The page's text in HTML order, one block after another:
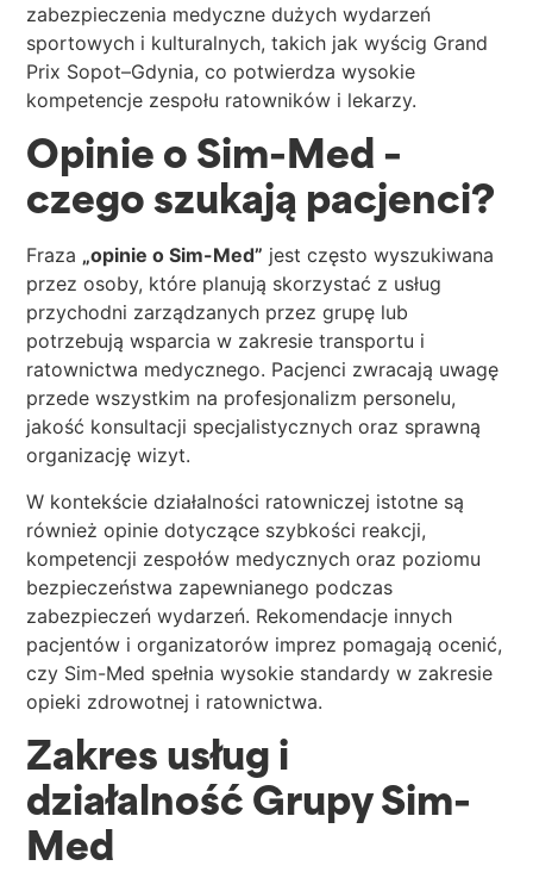
zabezpieczenia medyczne dużych wydarzeń
sportowych i kulturalnych, takich jak wyścig Grand
Prix Sopot–Gdynia, co potwierdza wysokie
kompetencje zespołu ratowników i lekarzy.
Opinie o Sim-Med –
czego szukają pacjenci?
Fraza „opinie o Sim-Med” jest często wyszukiwana
przez osoby, które planują skorzystać z usług
przychodni zarządzanych przez grupę lub
potrzebują wsparcia w zakresie transportu i
ratownictwa medycznego. Pacjenci zwracają uwagę
przede wszystkim na profesjonalizm personelu,
jakość konsultacji specjalistycznych oraz sprawną
organizację wizyt.
W kontekście działalności ratowniczej istotne są
również opinie dotyczące szybkości reakcji,
kompetencji zespołów medycznych oraz poziomu
bezpieczeństwa zapewnianego podczas
zabezpieczeń wydarzeń. Rekomendacje innych
pacjentów i organizatorów imprez pomagają ocenić,
czy Sim-Med spełnia wysokie standardy w zakresie
opieki zdrowotnej i ratownictwa.
Zakres usług i
działalność Grupy Sim-
Med